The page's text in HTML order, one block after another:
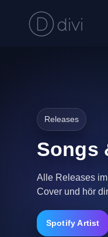
Releases
Songs
Alle Releases
Cover und hör
Spotify Artist